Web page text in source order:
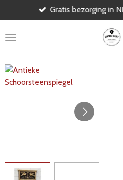
direct
naar
Gratis bezorging in